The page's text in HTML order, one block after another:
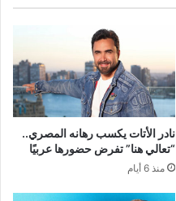
نادر الأتات يكسب رهانه المصري..
“تعالي هنا” تفرض حضورها عربيًا
منذ 6 أيام